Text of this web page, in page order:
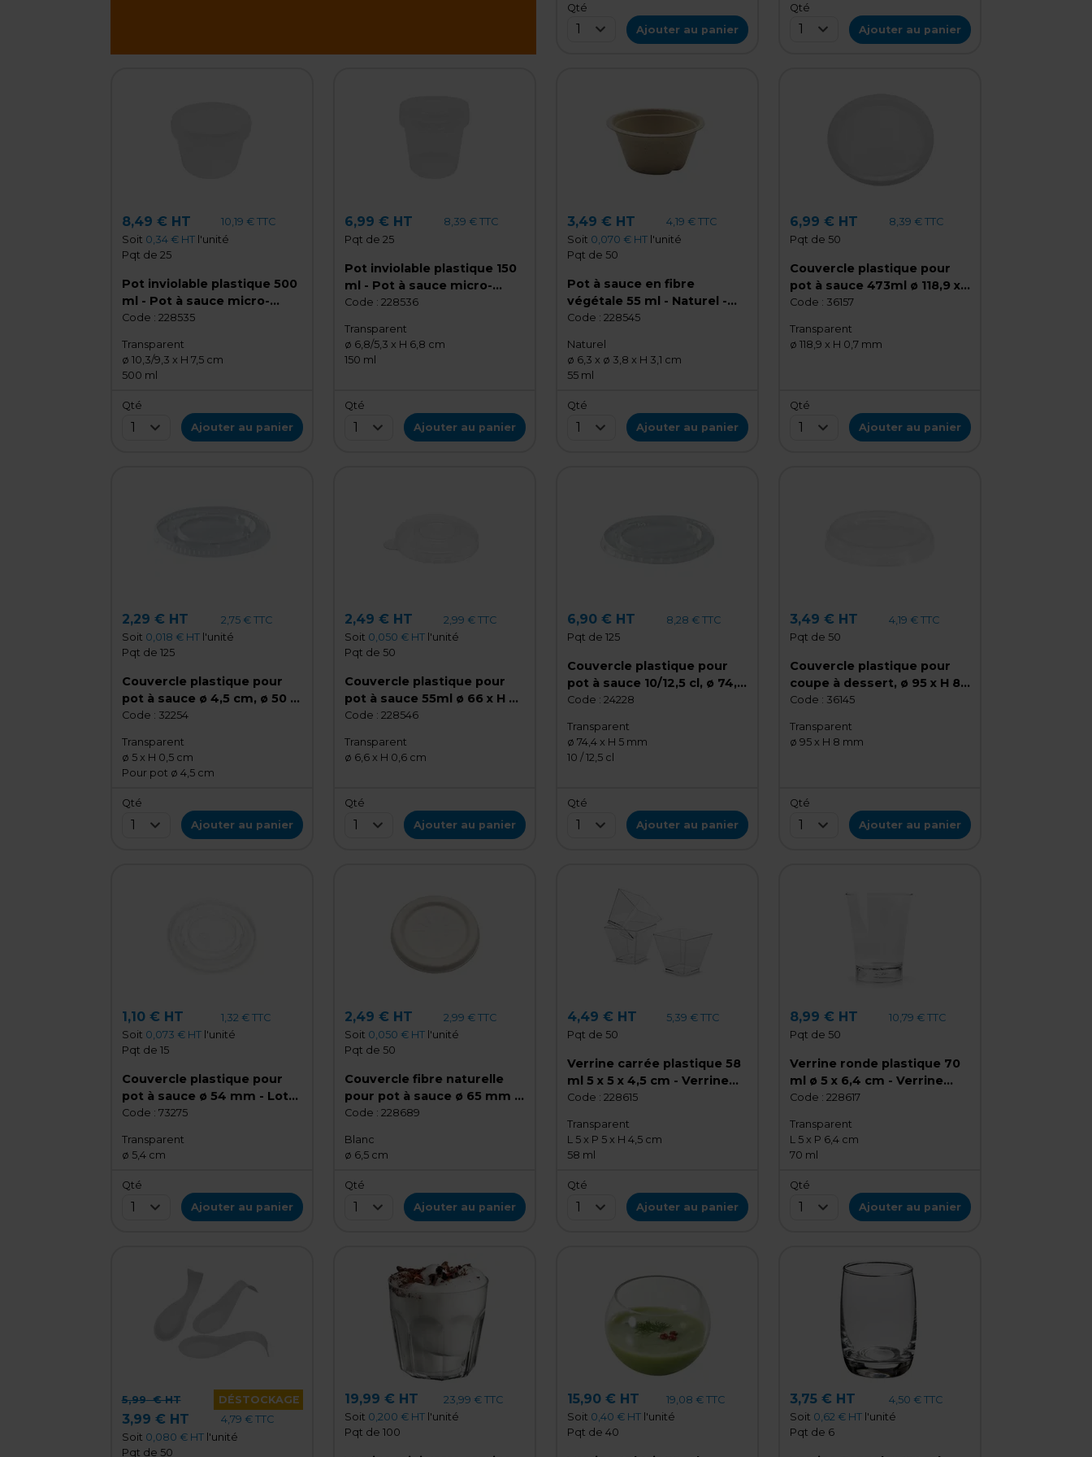
Qté
1 Ajouter au panier
Qté
1 Ajouter au panier
8,49 € HT
10,19 € TTC
Soit 0,34 € HTl'unité
Pqt de 25
Pot inviolable plastique 500
ml - Pot à sauce micro-
ondable - Lot de 25
Code : 228535
Transparent
ø 10,3/9,3 x H 7,5 cm
500 ml
Qté
1 Ajouter au panier
6,99 € HT
8,39 € TTC
Pqt de 25
Pot inviolable plastique 150
ml - Pot à sauce micro-
ondable - Lot de 25
Code : 228536
Transparent
ø 6,8/5,3 x H 6,8 cm
150 ml
Qté
1 Ajouter au panier
3,49 € HT
4,19 € TTC
Soit 0,070 € HTl'unité
Pqt de 50
Pot à sauce en fibre
végétale 55 ml - Naturel -
Coupelle jetable - Lot de 50
Code : 228545
Naturel
ø 6,3 x ø 3,8 x H 3,1 cm
55 ml
Qté
1 Ajouter au panier
6,99 € HT
8,39 € TTC
Pqt de 50
Couvercle plastique pour
pot à sauce 473ml ø 118,9 x
H 0,7 mm - Lot de 50
Code : 36157
Transparent
ø 118,9 x H 0,7 mm
Qté
1 Ajouter au panier
2,29 € HT
2,75 € TTC
Soit 0,018 € HTl'unité
Pqt de 125
Couvercle plastique pour
pot à sauce ø 4,5 cm, ø 50 x
H 5 mm - Lot de 125
Code : 32254
Transparent
ø 5 x H 0,5 cm
Pour pot ø 4,5 cm
Qté
1 Ajouter au panier
2,49 € HT
2,99 € TTC
Soit 0,050 € HTl'unité
Pqt de 50
Couvercle plastique pour
pot à sauce 55ml ø 66 x H 6
mm - Lot de 50
Code : 228546
Transparent
ø 6,6 x H 0,6 cm
Qté
1 Ajouter au panier
6,90 € HT
8,28 € TTC
Pqt de 125
Couvercle plastique pour
pot à sauce 10/12,5 cl, ø 74,4
x H 5 mm - Lot de 125
Code : 24228
Transparent
ø 74,4 x H 5 mm
10 / 12,5 cl
Qté
1 Ajouter au panier
3,49 € HT
4,19 € TTC
Pqt de 50
Couvercle plastique pour
coupe à dessert, ø 95 x H 8
mm - Lot de 50
Code : 36145
Transparent
ø 95 x H 8 mm
Qté
1 Ajouter au panier
1,10 € HT
1,32 € TTC
Soit 0,073 € HTl'unité
Pqt de 15
Couvercle plastique pour
pot à sauce ø 54 mm - Lot
de 15
Code : 73275
Transparent
ø 5,4 cm
Qté
1 Ajouter au panier
2,49 € HT
2,99 € TTC
Soit 0,050 € HTl'unité
Pqt de 50
Couvercle fibre naturelle
pour pot à sauce ø 65 mm -
Lot de 50
Code : 228689
Blanc
ø 6,5 cm
Qté
1 Ajouter au panier
4,49 € HT
5,39 € TTC
Pqt de 50
Verrine carrée plastique 58
ml 5 x 5 x 4,5 cm - Verrine
pyrmaide - Verrine
Code : 228615
Transparent
L 5 x P 5 x H 4,5 cm
58 ml
Qté
1 Ajouter au panier
8,99 € HT
10,79 € TTC
Pqt de 50
Verrine ronde plastique 70
ml ø 5 x 6,4 cm - Verrine
transparente - Verrine
Code : 228617
Transparent
L 5 x P 6,4 cm
70 ml
Qté
1 Ajouter au panier
5,99€ HT DÉSTOCKAGE
3,99 € HT
4,79 € TTC
Soit 0,080 € HTl'unité
Pqt de 50
19,99 € HT
23,99 € TTC
Soit 0,200 € HTl'unité
Pqt de 100
15,90 € HT
19,08 € TTC
Soit 0,40 € HTl'unité
Pqt de 40
3,75 € HT
4,50 € TTC
Soit 0,62 € HTl'unité
Pqt de 6